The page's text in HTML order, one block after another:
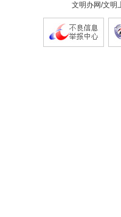
文明办网/文明